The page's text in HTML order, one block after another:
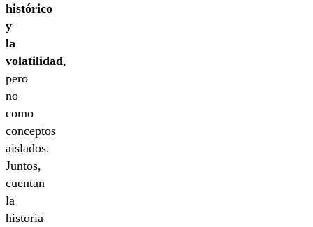
histórico
y
la
volatilidad,
pero
no
como
conceptos
aislados.
Juntos,
cuentan
la
historia